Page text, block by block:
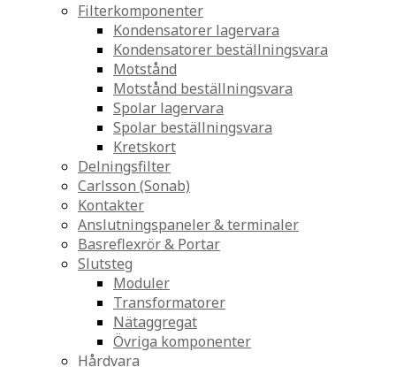
Filterkomponenter
Kondensatorer lagervara
Kondensatorer beställningsvara
Motstånd
Motstånd beställningsvara
Spolar lagervara
Spolar beställningsvara
Kretskort
Delningsfilter
Carlsson (Sonab)
Kontakter
Anslutningspaneler & terminaler
Basreflexrör & Portar
Slutsteg
Moduler
Transformatorer
Nätaggregat
Övriga komponenter
Hårdvara